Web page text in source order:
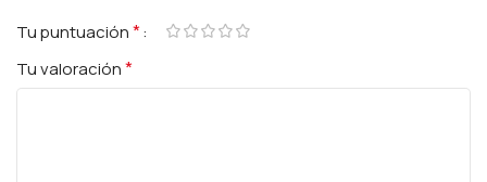
Tu puntuación*
Tu valoración*